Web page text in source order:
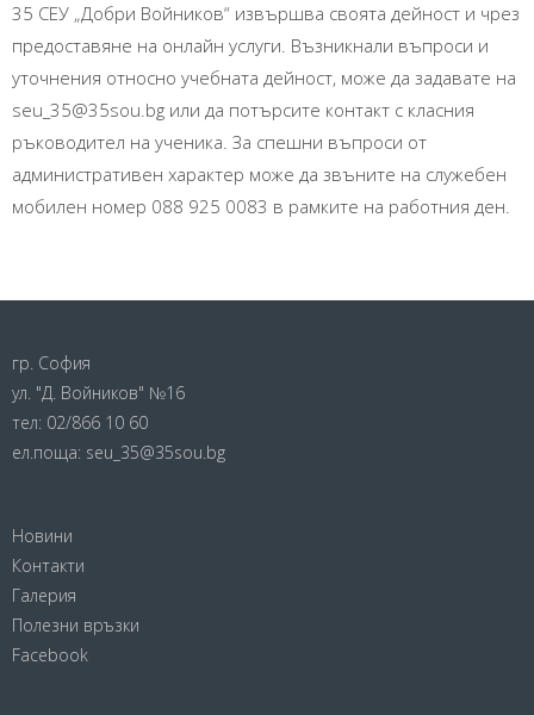
35 СЕУ „Добри Войников“ извършва своята дейност и чрез
предоставяне на онлайн услуги. Възникнали въпроси и
уточнения относно учебната дейност, може да задавате на
seu_35@35sou.bg или да потърсите контакт с класния
ръководител на ученика. За спешни въпроси от
административен характер може да звъните на служебен
мобилен номер 088 925 0083 в рамките на работния ден.
гр. София
ул. "Д. Войников" №16
тел: 02/866 10 60
ел.поща: seu_35@35sou.bg
Новини
Контакти
Галерия
Полезни връзки
Facebook